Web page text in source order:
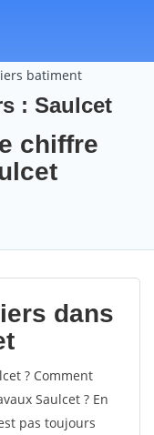
batiment
: Saulcet
chiffre
dans
? Comment
Saulcet ? En
pas toujours